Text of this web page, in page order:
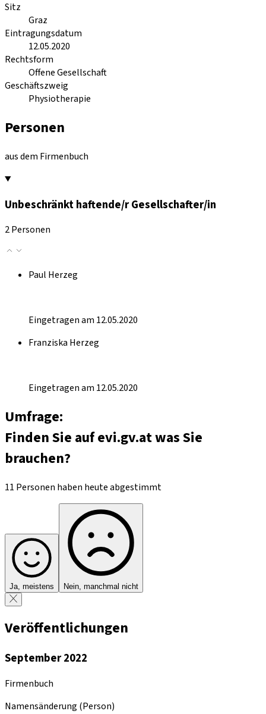
Sitz
Graz
Eintragungsdatum
12.05.2020
Rechtsform
Offene Gesellschaft
Geschäftszweig
Physiotherapie
Personen
aus dem Firmenbuch
Unbeschränkt haftende/r Gesellschafter/in
2 Personen
Paul Herzeg
Eingetragen am 12.05.2020
Franziska Herzeg
Eingetragen am 12.05.2020
Umfrage:
Finden Sie auf evi.gv.at was Sie
brauchen?
11 Personen haben heute abgestimmt
Ja, meistens Nein, manchmal nicht
Veröffentlichungen
September 2022
Firmenbuch
Namensänderung (Person)